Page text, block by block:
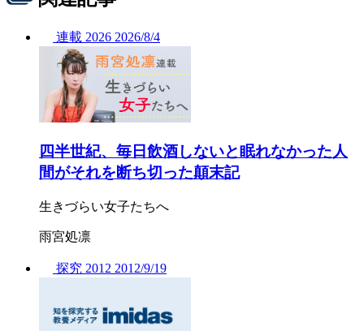
連載 2026 2026/8/4
四半世紀、毎日飲酒しないと眠れなかった人
間がそれを断ち切った顛末記
生きづらい女子たちへ
雨宮処凛
探究 2012 2012/9/19